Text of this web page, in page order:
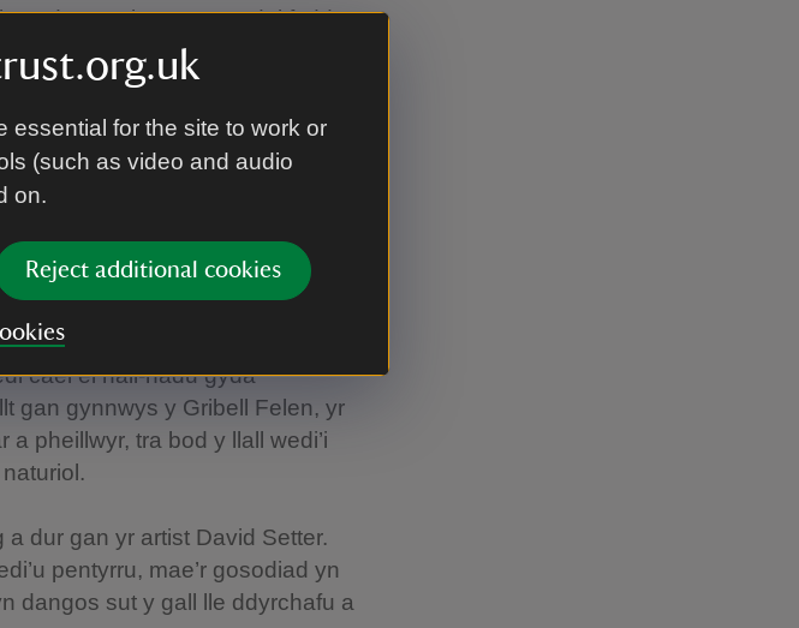
essential for the site to work or
(such as video and audio
on.
Reject additional cookies
gyda grwpiau cymunedol fydd yn
yn creu rhywle a fydd yn
cyhoedd. Ar adegau, mae
o seibiant rhag pwysau
yn rhoi cyfle i bawb ddod o hyd i
250-metr o lwybrau, gan greu
40 o goed brodorol, gan gynnwys
Mae dau hectar o’r ddôl hefyd
cael ei hail-hadu gyda
gan gynnwys y Gribell Felen, yr
a pheillwyr, tra bod y llall wedi’i
dur gan yr artist David Setter.
pentyrru, mae’r gosodiad yn
dangos sut y gall lle ddyrchafu a